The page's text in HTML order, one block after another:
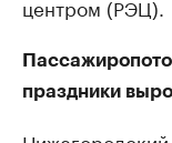
центром (РЭЦ).
праздники